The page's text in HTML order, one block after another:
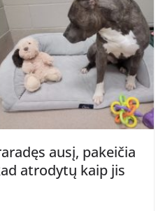
ausį, pakeičia
atrodytų kaip jis